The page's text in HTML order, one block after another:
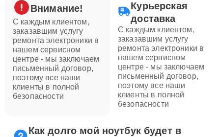
Внимание!
С каждым клиентом,
заказавшим услугу
ремонта электроники в
нашем сервисном
центре - мы заключаем
письменный договор,
поэтому все наши
клиенты в полной
безопасности
Курьерская
доставка
С каждым клиентом,
заказавшим услугу
ремонта электроники в
нашем сервисном
центре - мы заключаем
письменный договор,
поэтому все наши
клиенты в полной
безопасности
Как долго мой ноутбук будет в